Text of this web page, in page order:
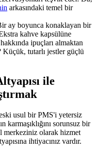
arkasındaki temel bir
ay boyunca konaklayan bir
kahve kapsülüne
ipuçları almaktan
tutarlı jestler güçlü
ile
usul bir PMS'i yetersiz
karmaşıklığını sorunsuz bir
merkeziniz olarak hizmet
ihtiyacınız vardır.